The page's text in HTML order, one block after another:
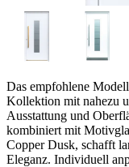
Das empfohlene
Kollektion mit nahezu
Ausstattung und
kombiniert mit
Copper Dusk, schafft
Eleganz. Individuell